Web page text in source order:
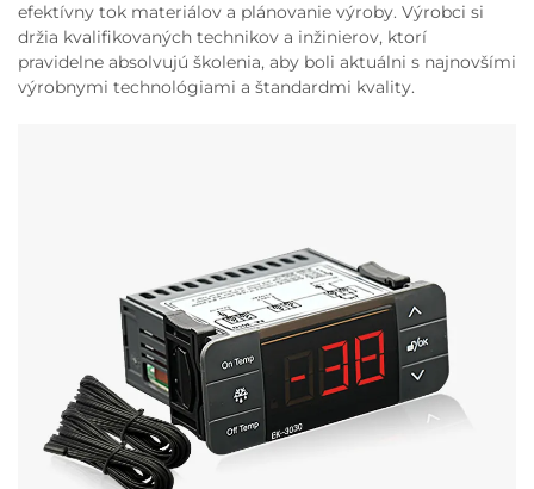
efektívny tok materiálov a plánovanie výroby. Výrobci si
držia kvalifikovaných technikov a inžinierov, ktorí
pravidelne absolvujú školenia, aby boli aktuálni s najnovšími
výrobnymi technológiami a štandardmi kvality.